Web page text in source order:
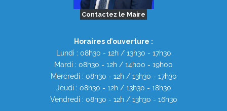
Contactez le Maire
Horaires d’ouverture :
Lundi : 08h30 - 12h / 13h30 - 17h30
Mardi : 08h30 - 12h / 14h00 - 19h00
Mercredi : 08h30 - 12h / 13h30 - 17h30
Jeudi : 08h30 - 12h / 13h30 - 18h30
Vendredi : 08h30 - 12h / 13h30 - 16h30